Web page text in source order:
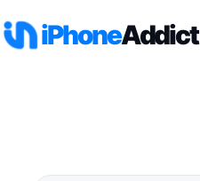
iPhoneAddict